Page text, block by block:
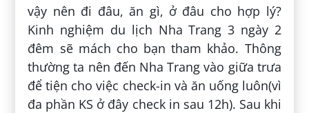
vậy nên đi đâu, ăn gì, ở đâu cho hợp lý?
Kinh nghiệm du lịch Nha Trang 3 ngày 2
đêm sẽ mách cho bạn tham khảo. Thông
thường ta nên đến Nha Trang vào giữa trưa
để tiện cho việc check-in và ăn uống luôn(vì
đa phần KS ở đây check in sau 12h). Sau khi